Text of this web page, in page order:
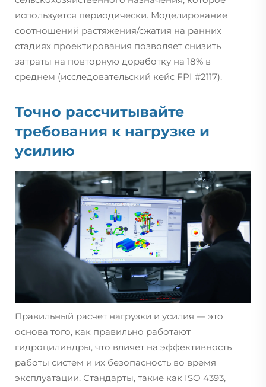
используется периодически. Моделирование
соотношений растяжения/сжатия на ранних
стадиях проектирования позволяет снизить
затраты на повторную доработку на 18% в
среднем (исследовательский кейс FPI #2117).
Точно рассчитывайте
требования к нагрузке и
усилию
Правильный расчет нагрузки и усилия — это
основа того, как правильно работают
гидроцилиндры, что влияет на эффективность
работы систем и их безопасность во время
эксплуатации. Стандарты, такие как ISO 4393,